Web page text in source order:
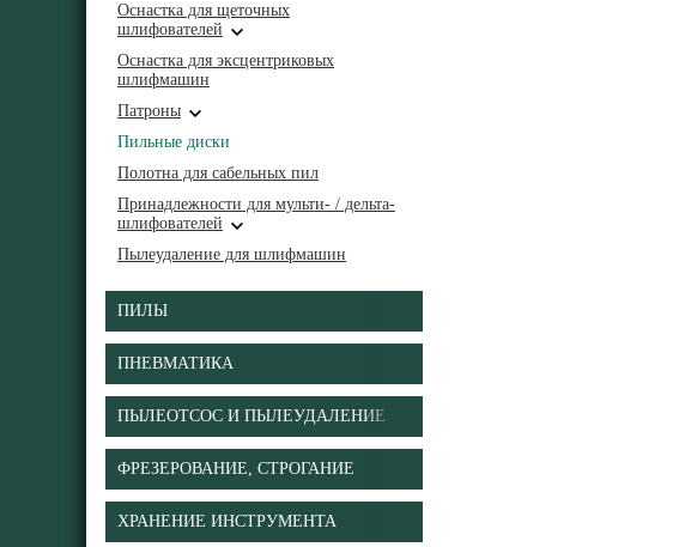
Оснастка для щеточных
шлифователей
Оснастка для эксцентриковых
шлифмашин
Патроны
Пильные диски
Полотна для сабельных пил
Принадлежности для мульти- / дельта-
шлифователей
Пылеудаление для шлифмашин
ПИЛЫ
ПНЕВМАТИКА
ПЫЛЕОТСОС И ПЫЛЕУДАЛЕНИЕ
ФРЕЗЕРОВАНИЕ, СТРОГАНИЕ
ХРАНЕНИЕ ИНСТРУМЕНТА